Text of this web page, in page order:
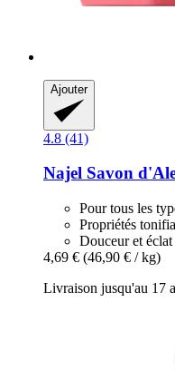
Ajouter
4.8 (41)
Najel Savon
Pour tous les
Propriétés
Douceur et éclat
4,69 € (46,90 € / kg)
Livraison jusqu'au 17